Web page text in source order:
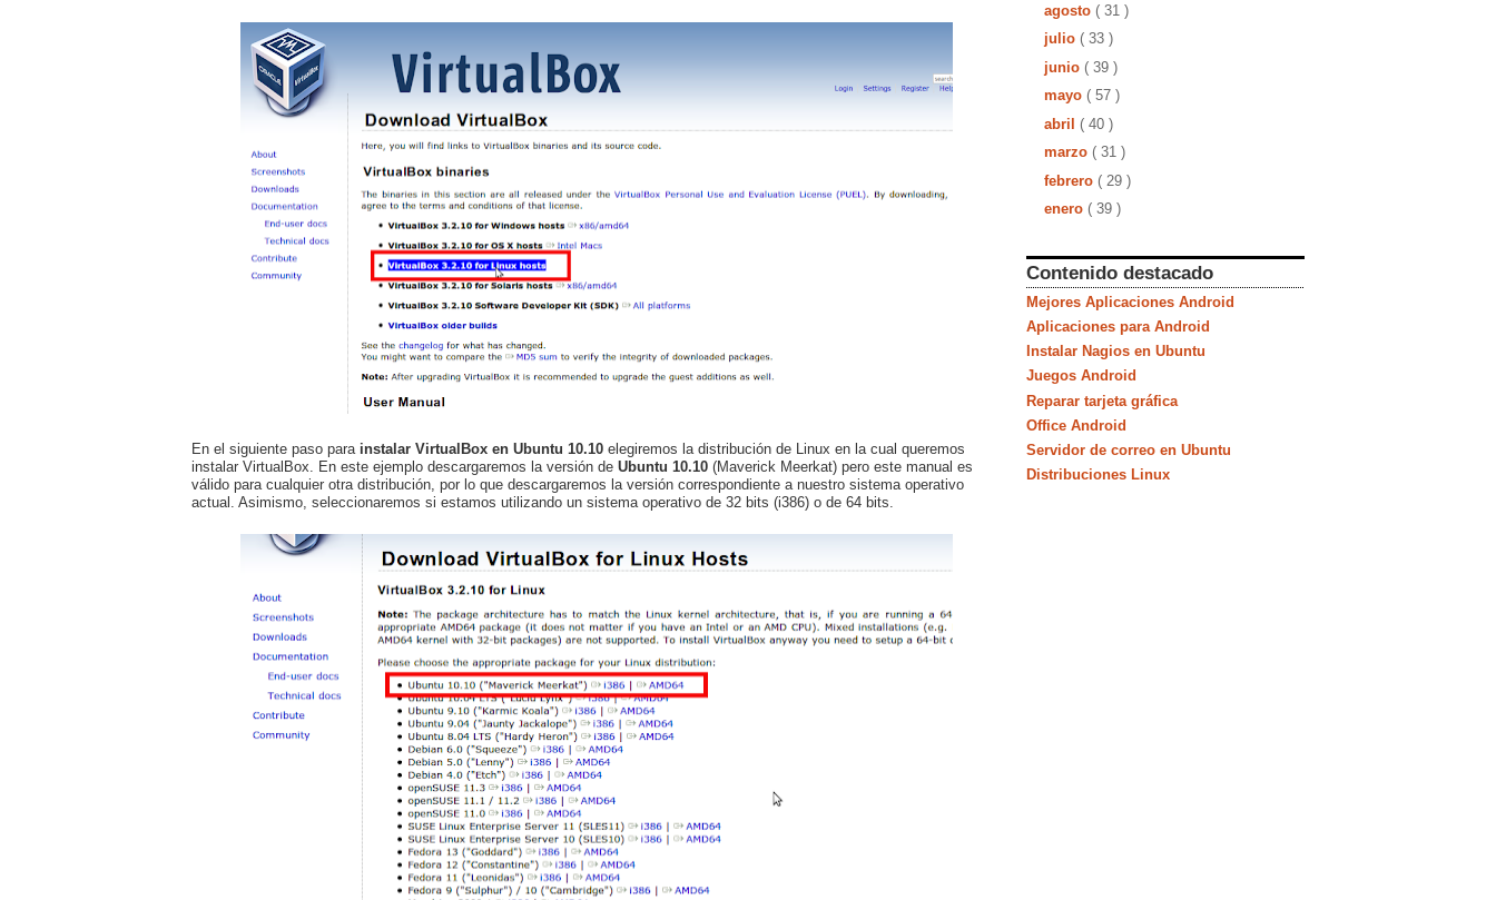
En el siguiente paso para instalar VirtualBox en Ubuntu 10.10 elegiremos la distribución de Linux en la cual queremos
instalar VirtualBox. En este ejemplo descargaremos la versión de Ubuntu 10.10 (Maverick Meerkat) pero este manual es
válido para cualquier otra distribución, por lo que descargaremos la versión correspondiente a nuestro sistema operativo
actual. Asimismo, seleccionaremos si estamos utilizando un sistema operativo de 32 bits (i386) o de 64 bits.
agosto ( 31 )
julio ( 33 )
junio ( 39 )
mayo ( 57 )
abril ( 40 )
marzo ( 31 )
febrero ( 29 )
enero ( 39 )
Contenido destacado
Mejores Aplicaciones Android
Aplicaciones para Android
Instalar Nagios en Ubuntu
Juegos Android
Reparar tarjeta gráfica
Office Android
Servidor de correo en Ubuntu
Distribuciones Linux